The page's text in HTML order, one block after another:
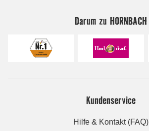
Darum zu HORNBACH
Kundenservice
Hilfe & Kontakt (FAQ)